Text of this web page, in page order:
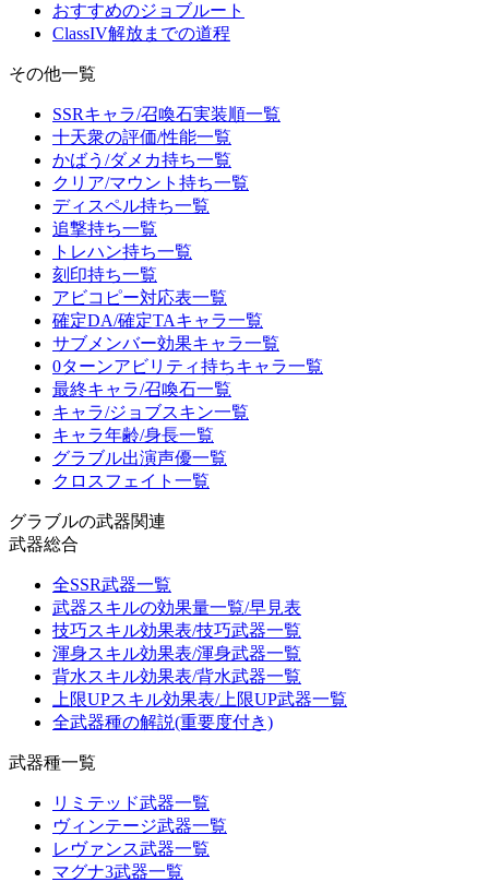
おすすめのジョブルート
ClassIV解放までの道程
その他一覧
SSRキャラ/召喚石実装順一覧
十天衆の評価/性能一覧
かばう/ダメカ持ち一覧
クリア/マウント持ち一覧
ディスペル持ち一覧
追撃持ち一覧
トレハン持ち一覧
刻印持ち一覧
アビコピー対応表一覧
確定DA/確定TAキャラ一覧
サブメンバー効果キャラ一覧
0ターンアビリティ持ちキャラ一覧
最終キャラ/召喚石一覧
キャラ/ジョブスキン一覧
キャラ年齢/身長一覧
グラブル出演声優一覧
クロスフェイト一覧
グラブルの武器関連
武器総合
全SSR武器一覧
武器スキルの効果量一覧/早見表
技巧スキル効果表/技巧武器一覧
渾身スキル効果表/渾身武器一覧
背水スキル効果表/背水武器一覧
上限UPスキル効果表/上限UP武器一覧
全武器種の解説(重要度付き)
武器種一覧
リミテッド武器一覧
ヴィンテージ武器一覧
レヴァンス武器一覧
マグナ3武器一覧